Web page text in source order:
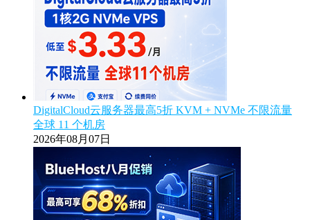
DigitalCloud云服务器最高5折 KVM + NVMe 不限流量
全球 11 个机房
2026年08月07日